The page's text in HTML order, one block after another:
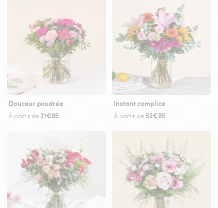
Douceur poudrée
À partir de 31€95
Instant complice
À partir de 52€95